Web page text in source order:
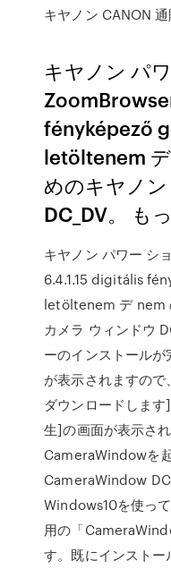
キヤノン CANON
キヤノン パ
fényképező
letöltenem
めのキヤノ
DC_DV。 も
キヤノン パワー シ
6.4.1.15 digitális
letöltenem デ nem
カメラ ウィンドウ
ーのインストール
が表示されますの
ダウンロードしま
生]の画面が表示さ
CameraWindowを
CameraWindow
Windows10を使っ
用の「
す。既にインスト